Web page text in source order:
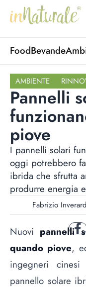
FoodBevande
AMBIENTE
Pannelli
piove
I pannelli solari
oggi potrebbero
ibrida che sfrutta
produrre energia
Fabrizio
Nuovi pannelli
quando piove,
ingegneri
pannello solare